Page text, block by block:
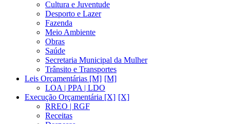
Cultura e Juventude
Desporto e Lazer
Fazenda
Meio Ambiente
Obras
Saúde
Secretaria Municipal da Mulher
Trânsito e Transportes
Leis Orçamentárias [M]
LOA | PPA | LDO
Execução Orçamentária [X]
RREO | RGF
Receitas